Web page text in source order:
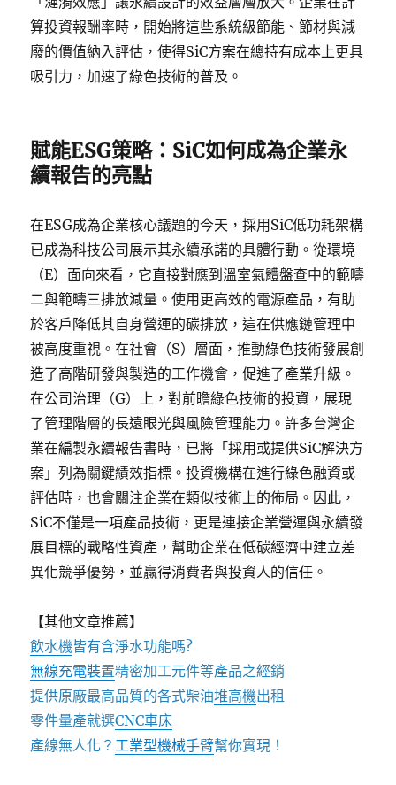
算投資報酬率時，開始將這些系統級節能、節材與減
廢的價值納入評估，使得SiC方案在總持有成本上更具
吸引力，加速了綠色技術的普及。
賦能ESG策略：SiC如何成為企業永
續報告的亮點
在ESG成為企業核心議題的今天，採用SiC低功耗架構
已成為科技公司展示其永續承諾的具體行動。從環境
（E）面向來看，它直接對應到溫室氣體盤查中的範疇
二與範疇三排放減量。使用更高效的電源產品，有助
於客戶降低其自身營運的碳排放，這在供應鏈管理中
被高度重視。在社會（S）層面，推動綠色技術發展創
造了高階研發與製造的工作機會，促進了產業升級。
在公司治理（G）上，對前瞻綠色技術的投資，展現
了管理階層的長遠眼光與風險管理能力。許多台灣企
業在編製永續報告書時，已將「採用或提供SiC解決方
案」列為關鍵績效指標。投資機構在進行綠色融資或
評估時，也會關注企業在類似技術上的佈局。因此，
SiC不僅是一項產品技術，更是連接企業營運與永續發
展目標的戰略性資產，幫助企業在低碳經濟中建立差
異化競爭優勢，並贏得消費者與投資人的信任。
【其他文章推薦】
飲水機皆有含淨水功能嗎?
無線充電裝置精密加工元件等產品之經銷
提供原廠最高品質的各式柴油堆高機出租
零件量產就選CNC車床
產線無人化？工業型機械手臂幫你實現！